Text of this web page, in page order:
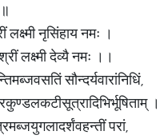
लक्ष्मी नृसिंहाय नमः ।
लक्ष्मी देव्यै नमः ।।
सौन्दर्यवारांनिधिं,
।
परां,